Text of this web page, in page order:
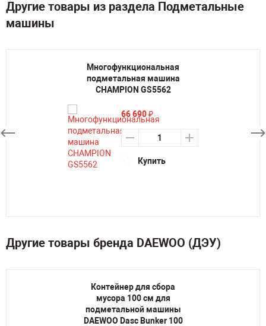
Другие товары из раздела Подметальные
машины
Многофункциональная
подметальная машина
CHAMPION GS5562
66 690₽
Купить
Другие товары бренда DAEWOO (ДЭУ)
Контейнер для сбора
мусора 100 см для
подметальной машины
DAEWOO Dasc Bunker 100